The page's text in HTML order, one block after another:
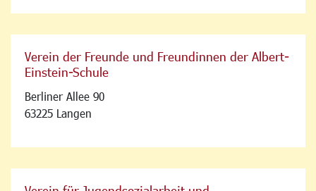
Verein der Freunde und Freundinnen der Albert-
Einstein-Schule
Berliner Allee 90
63225 Langen